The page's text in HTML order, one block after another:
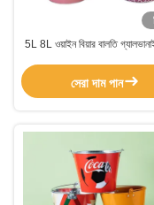
5L 8L ওয়াইন বিয়ার বালতি
সেরা দাম পান